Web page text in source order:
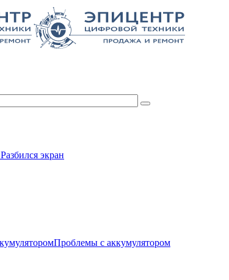
Разбился экран
Проблемы с аккумулятором